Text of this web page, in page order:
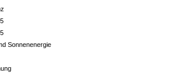
Sonnenenergie